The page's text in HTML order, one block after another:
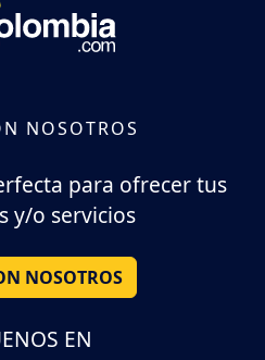
NOSOTROS
para ofrecer tus
y/o servicios
NOSOTROS
EN